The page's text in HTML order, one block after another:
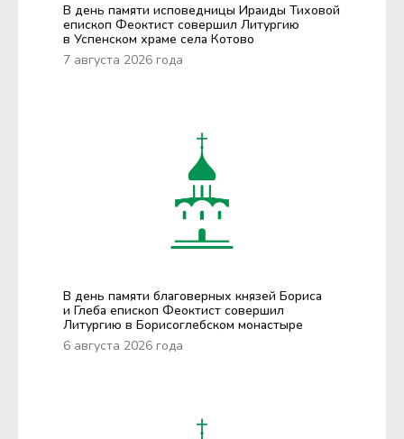
В день памяти исповедницы Ираиды Тиховой
епископ Феоктист совершил Литургию
в Успенском храме села Котово
7 августа 2026 года
В день памяти благоверных князей Бориса
и Глеба епископ Феоктист совершил
Литургию в Борисоглебском монастыре
6 августа 2026 года